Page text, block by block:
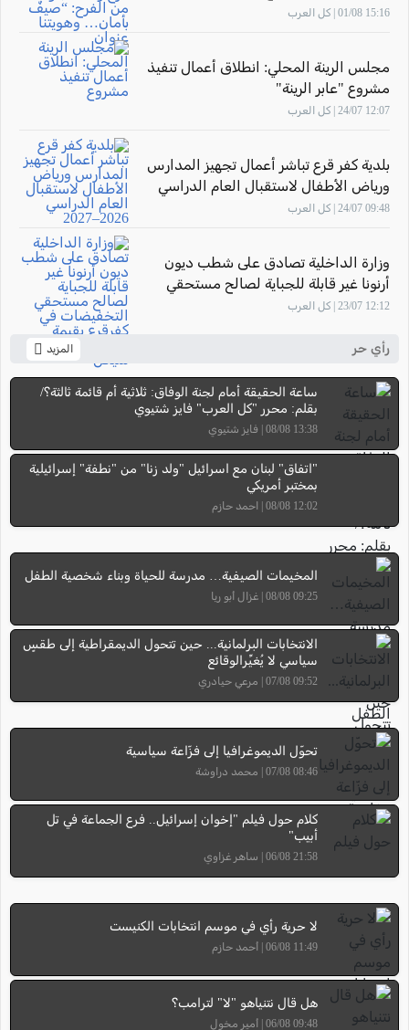
وهويتنا عنوان"
15:16 01/08 | كل العرب
مجلس الرينة المحلي: انطلاق أعمال تنفيذ
مشروع "عابر الرينة"
12:07 24/07 | كل العرب
بلدية كفر قرع تباشر أعمال تجهيز المدارس
ورياض الأطفال لاستقبال العام الدراسي
2026–2027
09:48 24/07 | كل العرب
وزارة الداخلية تصادق على شطب ديون
أرنونا غير قابلة للجباية لصالح مستحقي
12:12 23/07 | كل العرب
رأي حر المزيد
ساعة الحقيقة أمام لجنة الوفاق: ثلاثية أم قائمة ثالثة؟/
بقلم: محرر "كل العرب" فايز شتيوي
13:38 08/08 | فايز شتيوي
"اتفاق" لبنان مع اسرائيل "ولد زنا" من "نطفة" إسرائيلية
بمختبر أمريكي
12:02 08/08 | احمد حازم
المخيمات الصيفية… مدرسة للحياة وبناء شخصية الطفل
09:25 08/08 | غزال أبو ريا
الانتخابات البرلمانية... حين تتحول الديمقراطية إلى طقسٍ
سياسي لا يُغيِّرالوقائع
09:52 07/08 | مرعي حيادري
تحوّل الديموغرافيا إلى فزّاعة سياسية
08:46 07/08 | محمد دراوشة
كلام حول فيلم "إخوان إسرائيل.. فرع الجماعة في تل
أبيب"
21:58 06/08 | ساهر غزاوي
لا حرية رأي في موسم انتخابات الكنيست
11:49 06/08 | أحمد حازم
هل قال نتنياهو "لا" لترامب؟
09:48 06/08 | أمير مخول